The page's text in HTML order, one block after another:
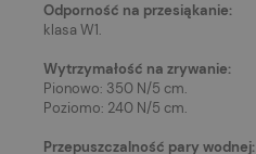
Odporność na przesiąkanie:
klasa W1.
Wytrzymałość na zrywanie:
Pionowo: 350 N/5 cm.
Poziomo: 240 N/5 cm.
Przepuszczalność pary wodnej: